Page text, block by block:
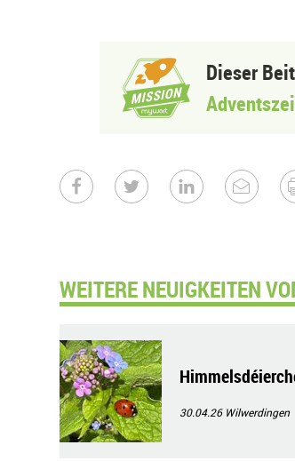
Dieser
WEITERE NEUIGKEITEN
30.04.26 Wilwerdingen